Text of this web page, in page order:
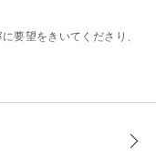
りがとうございました！
要望をきいてくださり、
と楽しく会話してくださ